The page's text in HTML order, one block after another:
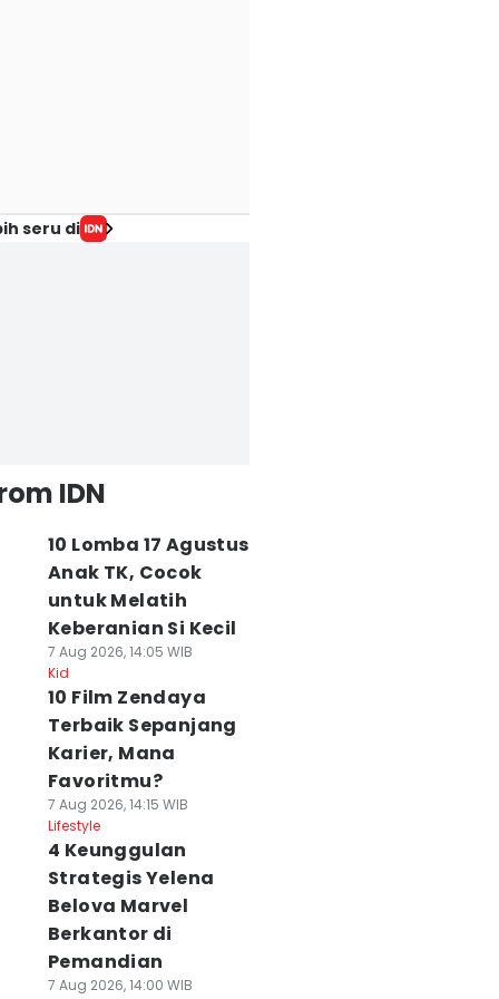
seru di
IDN
10 Lomba 17 Agustus
Anak TK, Cocok
untuk Melatih
Keberanian Si Kecil
7 Aug 2026, 14:05 WIB
Kid
10 Film Zendaya
Terbaik Sepanjang
Karier, Mana
Favoritmu?
7 Aug 2026, 14:15 WIB
Lifestyle
4 Keunggulan
Strategis Yelena
Belova Marvel
Berkantor di
Pemandian
7 Aug 2026, 14:00 WIB